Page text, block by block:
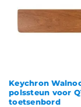
Keychron
polssteun voor
toetsenbord